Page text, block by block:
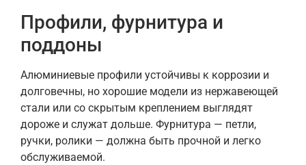
Профили, фурнитура и
поддоны
Алюминиевые профили устойчивы к коррозии и
долговечны, но хорошие модели из нержавеющей
стали или со скрытым креплением выглядят
дороже и служат дольше. Фурнитура — петли,
ручки, ролики — должна быть прочной и легко
обслуживаемой.